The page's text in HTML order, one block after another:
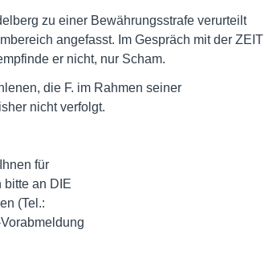
zu einer Bewährungsstrafe verurteilt
angefasst. Im Gespräch mit der ZEIT
er nicht, nur Scham.
die F. im Rahmen seiner
nicht verfolgt.
für
bitte an DIE
(Tel.: